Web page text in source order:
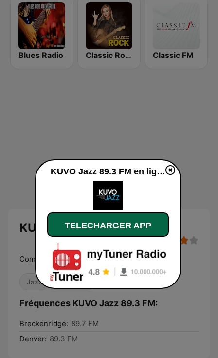
Blues Radio Classic Rock Station Classic FM
KUVO Jazz 89.3 FM
Community, Culture, Music
Jazz Publiques
Fréquences KUVO Jazz 89.3 FM:
Breckenridge: 89.7 FM
Denver: 89.3 FM
KUVO Jazz 89.3 FM en ligne
TELECHARGER APP